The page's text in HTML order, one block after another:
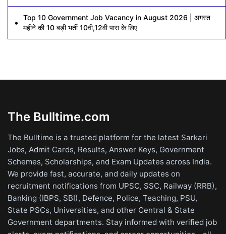
Top 10 Government Job Vacancy in August 2026 | अगस्त
महीने की 10 बड़ी भर्ती 10वी,12वी पास के लिए
The Bulltime.com
The Bulltime is a trusted platform for the latest Sarkari
Jobs, Admit Cards, Results, Answer Keys, Government
Schemes, Scholarships, and Exam Updates across India.
We provide fast, accurate, and daily updates on
recruitment notifications from UPSC, SSC, Railway (RRB),
Banking (IBPS, SBI), Defence, Police, Teaching, PSU,
State PSCs, Universities, and other Central & State
Government departments. Stay informed with verified job